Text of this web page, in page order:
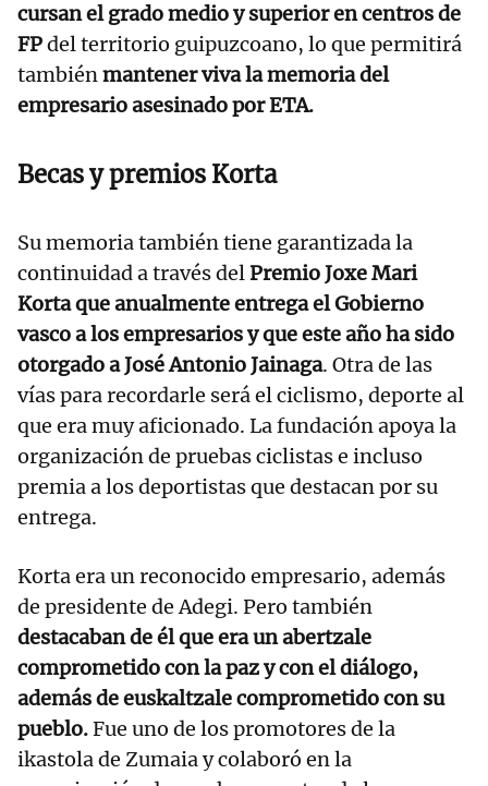
cursan el grado medio y superior en centros de
FPdel territorio guipuzcoano, lo que permitirá
tambiénmantener viva la memoria del
empresario asesinado por ETA.
Becas y premios Korta
Su memoria también tiene garantizada la
continuidad a través delPremio Joxe Mari
Korta que anualmente entrega el Gobierno
vasco a los empresarios y que este año ha sido
otorgado a José Antonio Jainaga. Otra de las
vías para recordarle será el ciclismo, deporte al
que era muy aficionado. La fundación apoya la
organización de pruebas ciclistas e incluso
premia a los deportistas que destacan por su
entrega.
Korta era un reconocido empresario, además
de presidente de Adegi. Pero también
destacaban de él que era un abertzale
comprometido con la paz y con el diálogo,
además de euskaltzale comprometido con su
pueblo.Fue uno de los promotores de la
ikastola de Zumaia y colaboró en la